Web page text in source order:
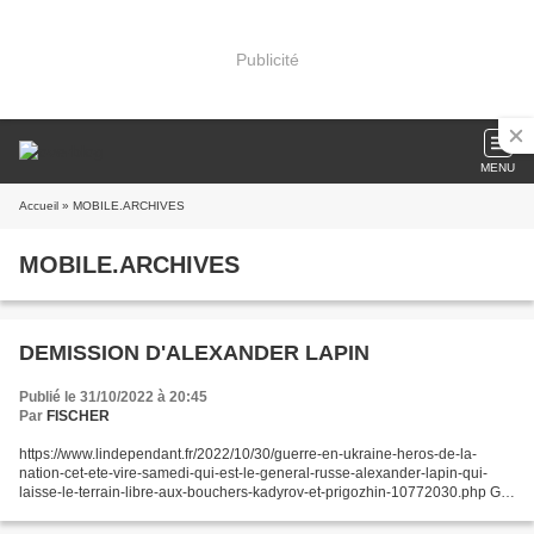
Publicité
MENU
Accueil » MOBILE.ARCHIVES
MOBILE.ARCHIVES
DEMISSION D'ALEXANDER LAPIN
Publié le 31/10/2022 à 20:45
Par FISCHER
https://www.lindependant.fr/2022/10/30/guerre-en-ukraine-heros-de-la-
nation-cet-ete-vire-samedi-qui-est-le-general-russe-alexander-lapin-qui-
laisse-le-terrain-libre-aux-bouchers-kadyrov-et-prigozhin-10772030.php G